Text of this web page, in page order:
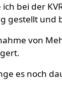
bei der
gestellt und
von
es noch